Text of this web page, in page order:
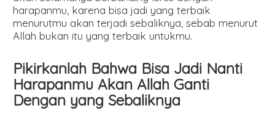
harapanmu, karena bisa jadi yang terbaik
menurutmu akan terjadi sebaliknya, sebab menurut
Allah bukan itu yang terbaik untukmu.
Pikirkanlah Bahwa Bisa Jadi Nanti
Harapanmu Akan Allah Ganti
Dengan yang Sebaliknya